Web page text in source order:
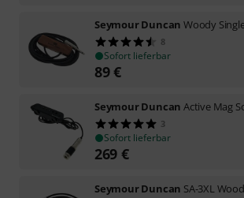
Seymour Duncan Woody
8
Sofort lieferbar
89€
Seymour Duncan Active Mag
3
Sofort lieferbar
269 €
Seymour Duncan SA-3XL